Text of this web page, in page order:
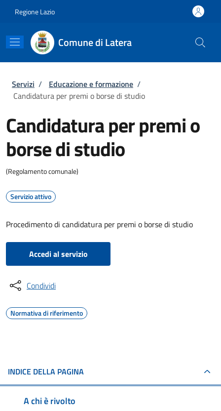
Regione Lazio
Comune di Latera
Briciole di pane
Servizi / Educazione e formazione /
Candidatura per premi o borse di studio
Candidatura per premi o
borse di studio
(Regolamento comunale)
Servizio attivo
Procedimento di candidatura per premi o borse di studio
Accedi al servizio
Condividi
Normativa di riferimento
INDICE DELLA PAGINA
A chi è rivolto